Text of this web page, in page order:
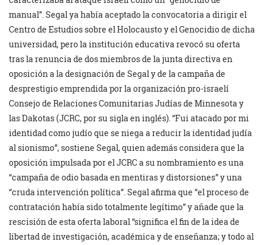
manual”. Segal ya había aceptado la convocatoria a dirigir el
Centro de Estudios sobre el Holocausto y el Genocidio de dicha
universidad, pero la institución educativa revocó su oferta
tras la renuncia de dos miembros de la junta directiva en
oposición a la designación de Segal y de la campaña de
desprestigio emprendida por la organización pro-israelí
Consejo de Relaciones Comunitarias Judías de Minnesota y
las Dakotas (JCRC, por su sigla en inglés). “Fui atacado por mi
identidad como judío que se niega a reducir la identidad judía
al sionismo”, sostiene Segal, quien además considera que la
oposición impulsada por el JCRC a su nombramiento es una
“campaña de odio basada en mentiras y distorsiones” y una
“cruda intervención política”. Segal afirma que “el proceso de
contratación había sido totalmente legítimo” y añade que la
rescisión de esta oferta laboral “significa el fin de la idea de
libertad de investigación, académica y de enseñanza; y todo al